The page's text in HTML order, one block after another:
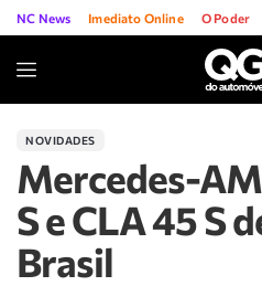
NC News Imediato Online O Poder
NOVIDADES
Mercedes-
S e CLA 45 S
Brasil